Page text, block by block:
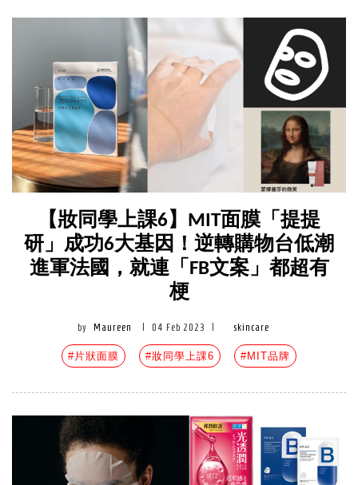
【妝同學上課6】MIT面膜「提提
研」成功6大基因！逆轉購物台低潮
進軍法國，就連「FB文案」都超有
梗
by Maureen 04 Feb 2023 skincare
#片狀面膜 #妝同學上課6 #MIT品牌